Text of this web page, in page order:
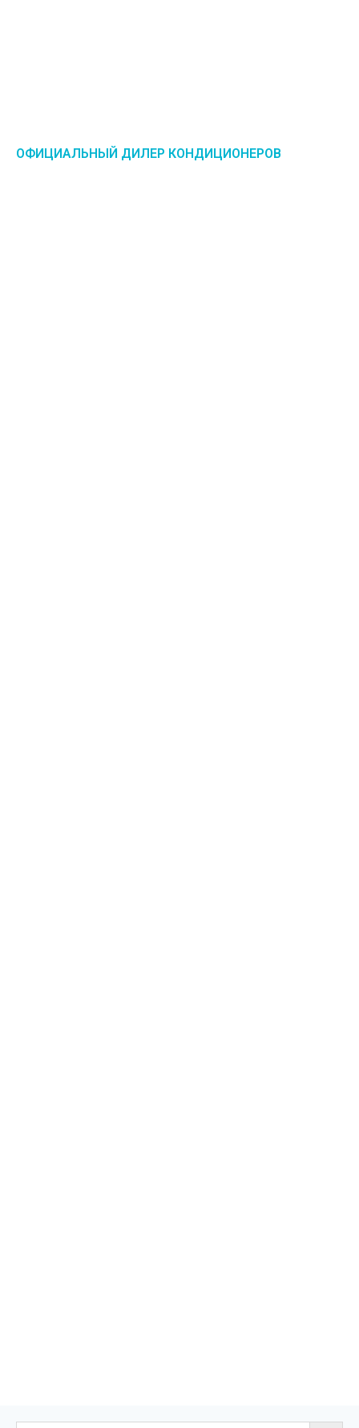
ОФИЦИАЛЬНЫЙ ДИЛЕР КОНДИЦИОНЕРОВ